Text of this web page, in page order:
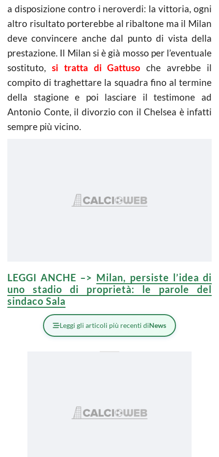
a disposizione contro i neroverdi: la vittoria, ogni
altro risultato porterebbe al ribaltone ma il Milan
deve convincere anche dal punto di vista della
prestazione. Il Milan si è già mosso per l’eventuale
sostituto, si tratta di Gattuso che avrebbe il
compito di traghettare la squadra fino al termine
della stagione e poi lasciare il testimone ad
Antonio Conte, il divorzio con il Chelsea è infatti
sempre più vicino.
LEGGI ANCHE –> Milan, persiste l’idea di
uno stadio di proprietà: le parole del
sindaco Sala
Leggi gli articoli più recenti diNews